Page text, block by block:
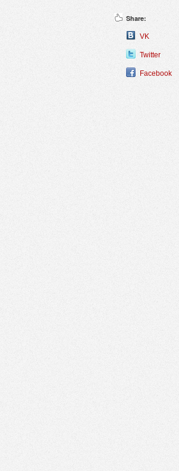
Share:
VK
Twitter
Facebook